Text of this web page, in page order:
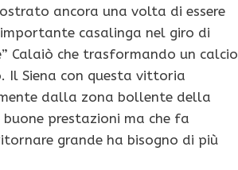
ancora una volta di essere
casalinga nel giro di
Calaiò che trasformando un calcio
Siena con questa vittoria
dalla zona bollente della
prestazioni ma che fa
grande ha bisogno di più